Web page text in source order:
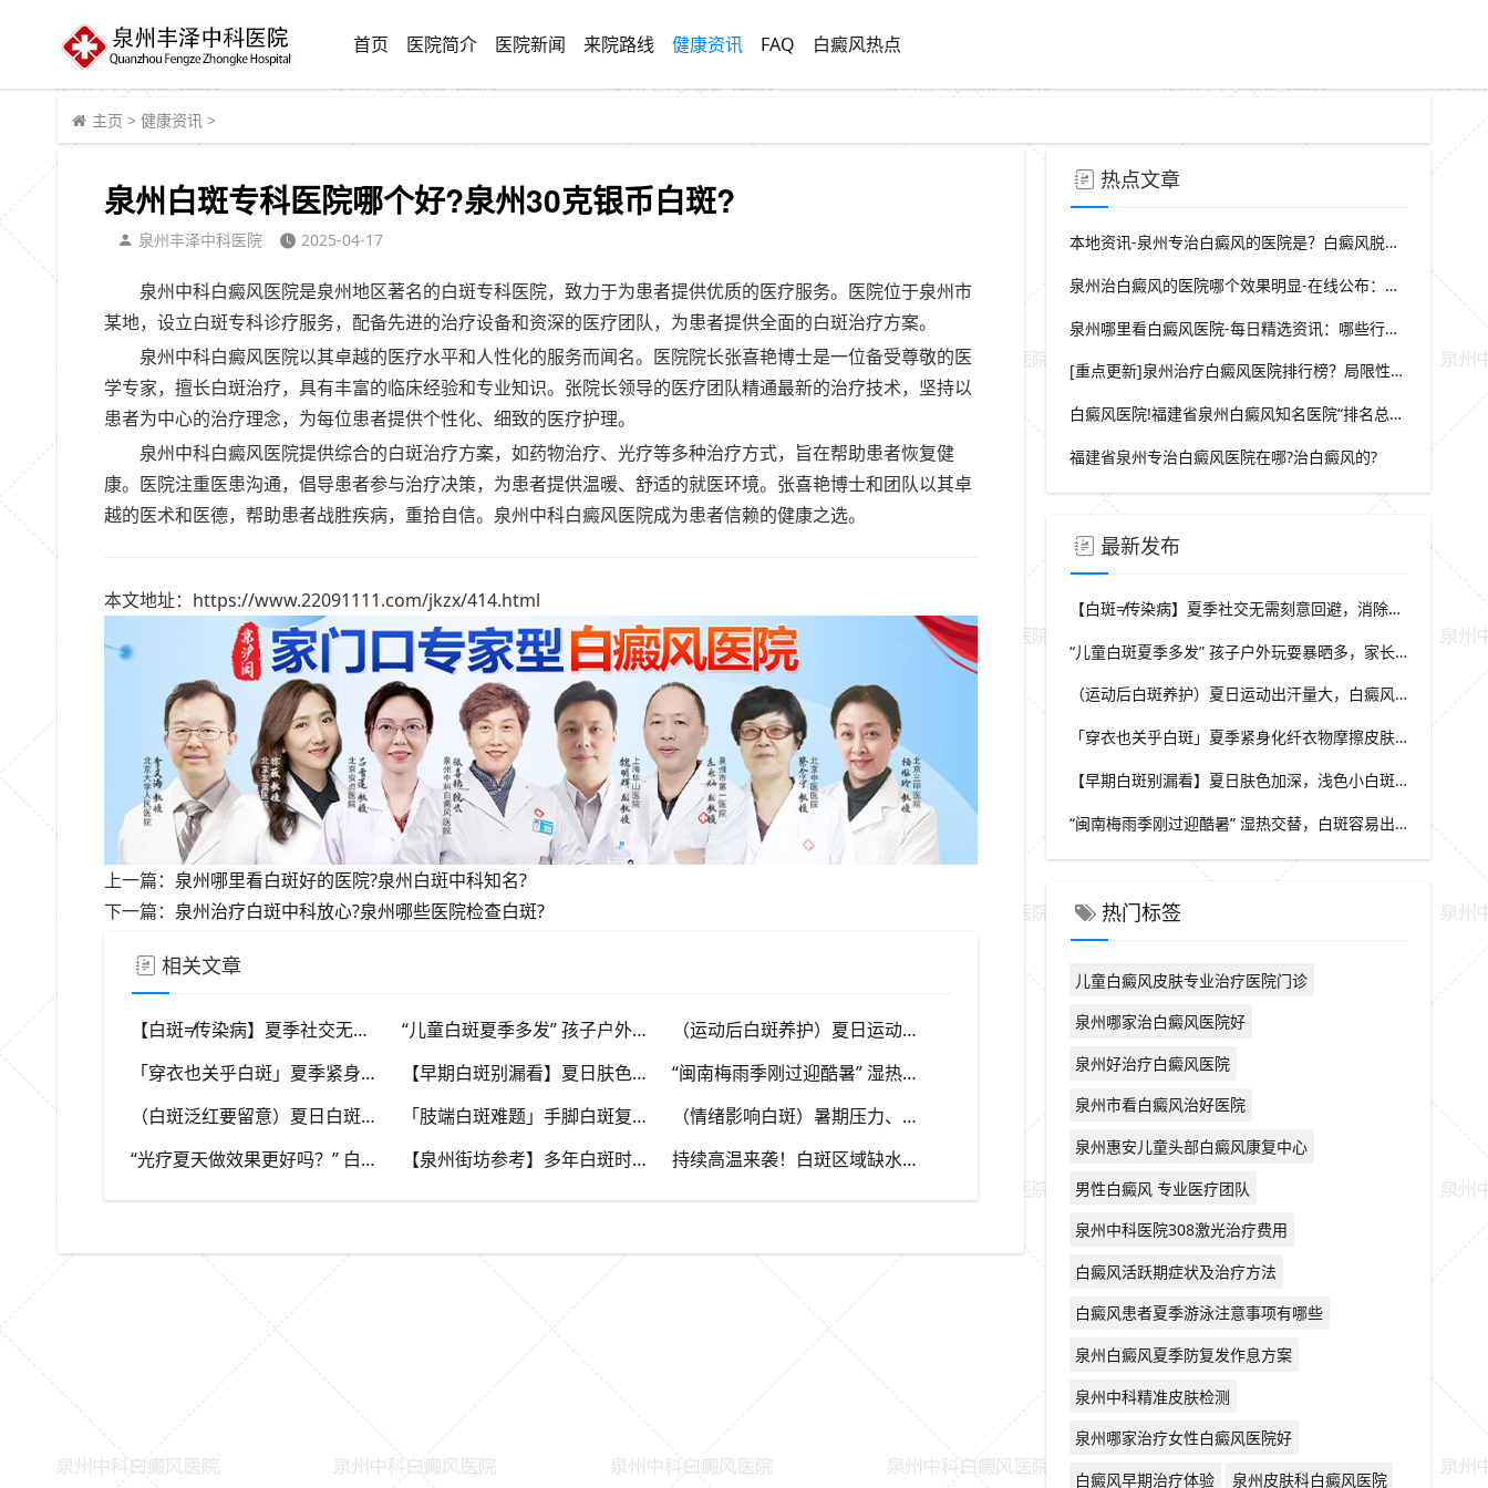
首页 医院简介 医院新闻 来院路线 健康资讯 FAQ 白癜风热点
主页 > 健康资讯 >
泉州白斑专科医院哪个好?泉州30克银币白斑?
泉州丰泽中科医院 2025-04-17
泉州中科白癜风医院是泉州地区著名的白斑专科医院，致力于为患者提供优质的医疗服务。医院位于泉州市
某地，设立白斑专科诊疗服务，配备先进的治疗设备和资深的医疗团队，为患者提供全面的白斑治疗方案。
泉州中科白癜风医院以其卓越的医疗水平和人性化的服务而闻名。医院院长张喜艳博士是一位备受尊敬的医
学专家，擅长白斑治疗，具有丰富的临床经验和专业知识。张院长领导的医疗团队精通最新的治疗技术，坚持以
患者为中心的治疗理念，为每位患者提供个性化、细致的医疗护理。
泉州中科白癜风医院提供综合的白斑治疗方案，如药物治疗、光疗等多种治疗方式，旨在帮助患者恢复健
康。医院注重医患沟通，倡导患者参与治疗决策，为患者提供温暖、舒适的就医环境。张喜艳博士和团队以其卓
越的医术和医德，帮助患者战胜疾病，重拾自信。泉州中科白癜风医院成为患者信赖的健康之选。
本文地址：https://www.22091111.com/jkzx/414.html
上一篇： 泉州哪里看白斑好的医院?泉州白斑中科知名?
下一篇： 泉州治疗白斑中科放心?泉州哪些医院检查白斑?
相关文章
【白斑≠传染病】夏季社交无需刻意回避，消除对白斑的误解，泉州中科白癜风医院科普白癜风基础常识 “儿童白斑夏季多发” 孩子户外玩耍暴晒多，家长多留意皮肤变化，泉州中科白癜风医院浅谈孩童白斑相关护理
（运动后白斑养护）夏日运动出汗量大，白癜风人群运动需兼顾防晒与干爽，泉州中科白癜风医院分享运动注意点
「穿衣也关乎白斑」夏季紧身化纤衣物摩擦皮肤，容易触发同形反应，泉州中科白癜风医院推荐白斑人群穿搭选择
【早期白斑别漏看】夏日肤色加深，浅色小白斑容易被忽略，泉州中科白癜风医院提示发现异常白斑尽早筛查
“闽南梅雨季刚过迎酷暑” 湿热交替，白斑容易出现波动，泉州中科白癜风医院讲解潮湿环境下白斑护理重点
（白斑泛红要留意）夏日白斑发红不一定代表好转，存在多种可能性，泉州中科白癜风医院教你辨别白斑异常信号
「肢端白斑难题」手脚白斑复色较慢，夏秋抓紧调理时机，泉州中科白癜风医院分享肢端白斑改善思路
（情绪影响白斑）暑期压力、烦躁焦虑干扰免疫，泉州中科白癜风医院建议白癜风患者保持心态平稳
“光疗夏天做效果更好吗？” 白癜风光疗讲究时机，泉州中科白癜风医院科普不同白斑类型治疗思路
【泉州街坊参考】多年白斑时好时坏，夏秋容易反复，泉州中科白癜风医院分析白癜风反复发作诱因 持续高温来袭！白斑区域缺水干燥如何护理？泉州中科白癜风医院讲解白癜风人群夏日正确保湿方法
热点文章
本地资讯-泉州专治白癜风的医院是？白癜风脱屑是什么症状？
泉州治白癜风的医院哪个效果明显-在线公布：生活中哪些因素会诱发出白癜风
泉州哪里看白癜风医院-每日精选资讯：哪些行为会导致白癜风白斑在长
[重点更新]泉州治疗白癜风医院排行榜？局限性白癜风早期症状？
白癜风医院!福建省泉州白癜风知名医院“排名总榜公开”福建省泉州治白癜风那家医院较好“强势推荐”?
福建省泉州专治白癜风医院在哪?治白癜风的?
最新发布
【白斑≠传染病】夏季社交无需刻意回避，消除对白斑的误解，泉州中科白癜风医院科普白癜风基础常识
“儿童白斑夏季多发” 孩子户外玩耍暴晒多，家长多留意皮肤变化，泉州中科白癜风医院浅谈孩童白斑相关护理
（运动后白斑养护）夏日运动出汗量大，白癜风人群运动需兼顾防晒与干爽，泉州中科白癜风医院分享运动注意点
「穿衣也关乎白斑」夏季紧身化纤衣物摩擦皮肤，容易触发同形反应，泉州中科白癜风医院推荐白斑人群穿搭选择
【早期白斑别漏看】夏日肤色加深，浅色小白斑容易被忽略，泉州中科白癜风医院提示发现异常白斑尽早筛查
“闽南梅雨季刚过迎酷暑” 湿热交替，白斑容易出现波动，泉州中科白癜风医院讲解潮湿环境下白斑护理重点
热门标签
儿童白癜风皮肤专业治疗医院门诊
泉州哪家治白癜风医院好
泉州好治疗白癜风医院
泉州市看白癜风治好医院
泉州惠安儿童头部白癜风康复中心
男性白癜风 专业医疗团队
泉州中科医院308激光治疗费用
白癜风活跃期症状及治疗方法
白癜风患者夏季游泳注意事项有哪些
泉州白癜风夏季防复发作息方案
泉州中科精准皮肤检测
泉州哪家治疗女性白癜风医院好
白癜风早期治疗体验
泉州皮肤科白癜风医院